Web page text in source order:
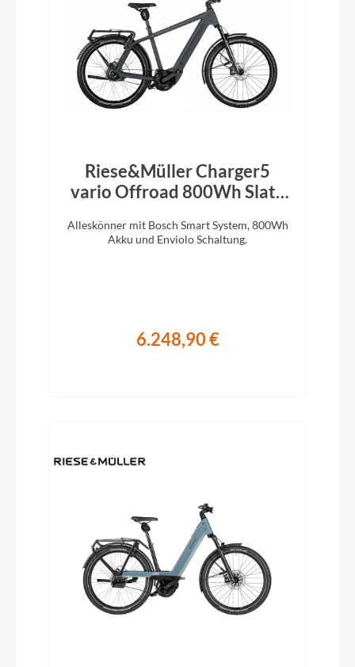
Riese&Müller Charger5
vario Offroad 800Wh Slate
Alleskönner mit Bosch Smart System, 800Wh
Akku und Enviolo Schaltung.
6.248,90 €